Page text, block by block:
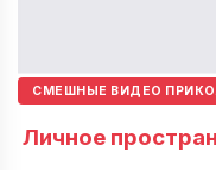
СМЕШНЫЕ ВИДЕО
Личное